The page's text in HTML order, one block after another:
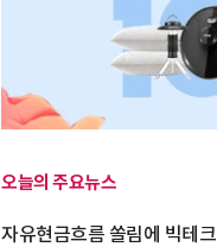
오늘의 주요뉴스
자유현금흐름 쏠림에 빅테크